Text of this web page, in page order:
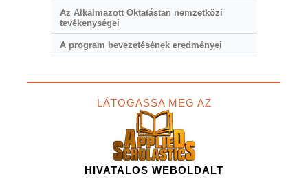
Az Alkalmazott Oktatástan nemzetközi
tevékenységei
A program bevezetésének eredményei
LÁTOGASSA MEG AZ
HIVATALOS WEBOLDALT